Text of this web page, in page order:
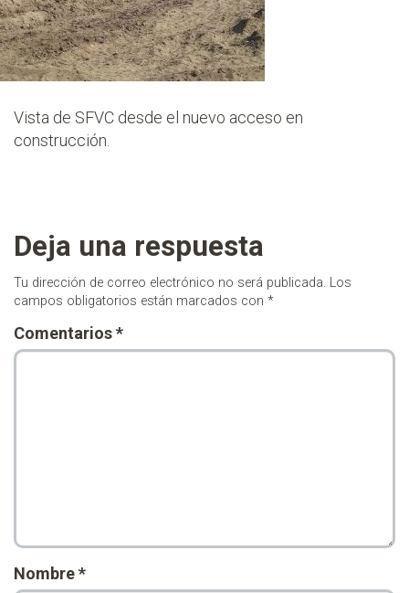
Vista de SFVC desde el nuevo acceso en
construcción.
Deja una respuesta
Tu dirección de correo electrónico no será publicada. Los
campos obligatorios están marcados con *
Comentarios*
Nombre*